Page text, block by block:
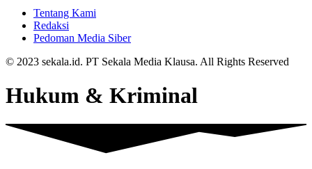
Tentang Kami
Redaksi
Pedoman Media Siber
© 2023 sekala.id. PT Sekala Media Klausa. All Rights Reserved
Hukum & Kriminal